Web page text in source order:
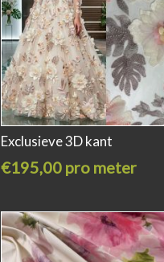
Exclusieve 3D kant
€195,00 pro meter